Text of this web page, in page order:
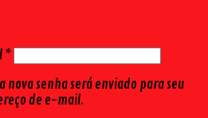
*
senha será enviado para seu
de e-mail.